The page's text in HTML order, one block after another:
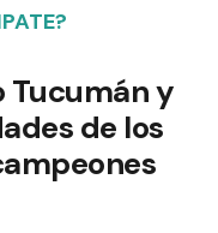
Tucumán y
de los